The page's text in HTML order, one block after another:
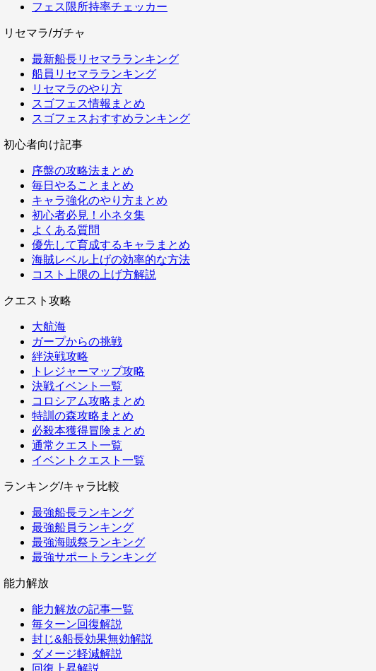
フェス限所持率チェッカー
リセマラ/ガチャ
最新船長リセマラランキング
船員リセマラランキング
リセマラのやり方
スゴフェス情報まとめ
スゴフェスおすすめランキング
初心者向け記事
序盤の攻略法まとめ
毎日やることまとめ
キャラ強化のやり方まとめ
初心者必見！小ネタ集
よくある質問
優先して育成するキャラまとめ
海賊レベル上げの効率的な方法
コスト上限の上げ方解説
クエスト攻略
大航海
ガープからの挑戦
絆決戦攻略
トレジャーマップ攻略
決戦イベント一覧
コロシアム攻略まとめ
特訓の森攻略まとめ
必殺本獲得冒険まとめ
通常クエスト一覧
イベントクエスト一覧
ランキング/キャラ比較
最強船長ランキング
最強船員ランキング
最強海賊祭ランキング
最強サポートランキング
能力解放
能力解放の記事一覧
毎ターン回復解説
封じ&船長効果無効解説
ダメージ軽減解説
回復上昇解説